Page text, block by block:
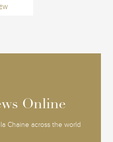
Online
Chaine across the world
Online